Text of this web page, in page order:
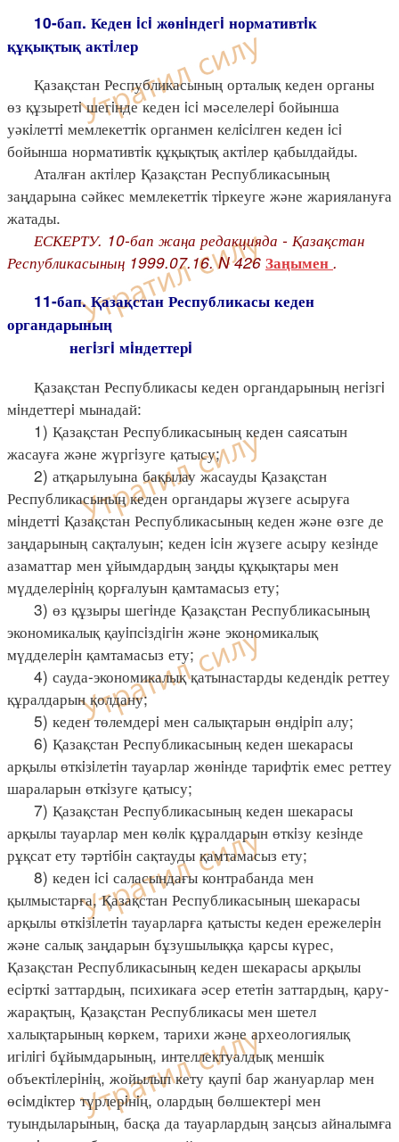
10-бап. Кеден iсi жөнiндегi нормативтiк
құқықтық актiлер
Қазақстан Республикасының орталық кеден органы
өз құзыретi шегiнде кеден iсi мәселелерi бойынша
уәкiлеттi мемлекеттiк органмен келiсiлген кеден iсi
бойынша нормативтiк құқықтық актiлер қабылдайды.
Аталған актiлер Қазақстан Республикасының
заңдарына сәйкес мемлекеттiк тiркеуге және жариялануға
жатады.
ЕСКЕРТУ. 10-бап жаңа редакцияда - Қазақстан
Республикасының 1999.07.16. N 426 Заңымен .
11-бап. Қазақстан Республикасы кеден
органдарының
негiзгi мiндеттерi
Қазақстан Республикасы кеден органдарының негiзгi
мiндеттерi мынадай:
1) Қазақстан Республикасының кеден саясатын
жасауға және жүргiзуге қатысу;
2) атқарылуына бақылау жасауды Қазақстан
Республикасының кеден органдары жүзеге асыруға
мiндеттi Қазақстан Республикасының кеден және өзге де
заңдарының сақталуын; кеден iсiн жүзеге асыру кезiнде
азаматтар мен ұйымдардың заңды құқықтары мен
мүдделерiнiң қорғалуын қамтамасыз ету;
3) өз құзыры шегiнде Қазақстан Республикасының
экономикалық қауiпсiздiгiн және экономикалық
мүдделерiн қамтамасыз ету;
4) сауда-экономикалық қатынастарды кедендiк реттеу
құралдарын қолдану;
5) кеден төлемдерi мен салықтарын өндiрiп алу;
6) Қазақстан Республикасының кеден шекарасы
арқылы өткiзiлетiн тауарлар жөнiнде тарифтік емес реттеу
шараларын өткiзуге қатысу;
7) Қазақстан Республикасының кеден шекарасы
арқылы тауарлар мен көлiк құралдарын өткiзу кезiнде
рұқсат ету тәртiбiн сақтауды қамтамасыз ету;
8) кеден iсi саласындағы контрабанда мен
қылмыстарға, Қазақстан Республикасының шекарасы
арқылы өткiзiлетiн тауарларға қатысты кеден ережелерiн
және салық заңдарын бұзушылыққа қарсы күрес,
Қазақстан Республикасының кеден шекарасы арқылы
есiрткi заттардың, психикаға әсер ететiн заттардың, қару-
жарақтың, Қазақстан Республикасы мен шетел
халықтарының көркем, тарихи және археологиялық
игiлiгi бұйымдарының, интеллектуалдық меншiк
объектiлерiнiң, жойылып кету қаупi бар жануарлар мен
өсiмдiктер түрлерiнiң, олардың бөлшектерi мен
туындыларының, басқа да тауарлардың заңсыз айналымға